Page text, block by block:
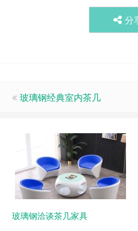
分
玻璃钢经典室内茶几
玻璃钢洽谈茶几家具